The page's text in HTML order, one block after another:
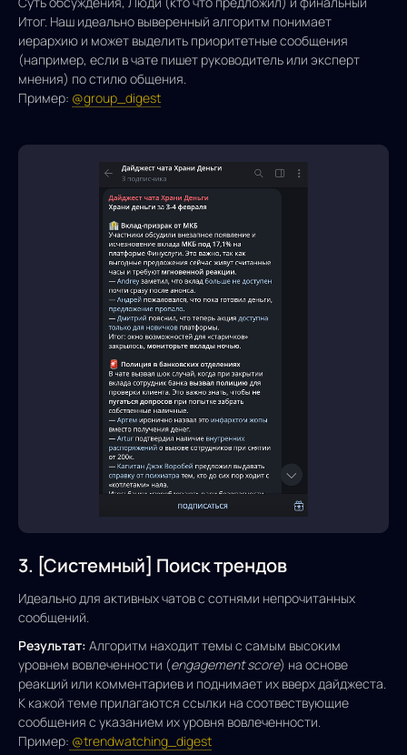
Итог. Наш идеально выверенный алгоритм понимает
иерархию и может выделить приоритетные сообщения
(например, если в чате пишет руководитель или эксперт
мнения) по стилю общения.
Пример: @group_digest
3. [Системный] Поиск трендов
Идеально для активных чатов с сотнями непрочитанных
сообщений.
Результат: Алгоритм находит темы с самым высоким
уровнем вовлеченности (engagement score) на основе
реакций или комментариев и поднимает их вверх дайджеста.
К кажой теме прилагаются ссылки на соотвествующие
сообщения с указанием их уровня вовлеченности.
Пример: @trendwatching_digest